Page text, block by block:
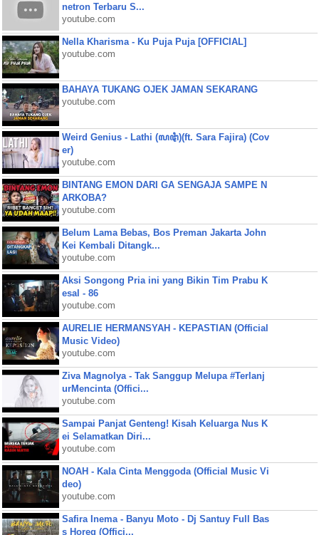
netron Terbaru S...
youtube.com
Nella Kharisma - Ku Puja Puja [OFFICIAL]
youtube.com
BAHAYA TUKANG OJEK JAMAN SEKARANG
youtube.com
Weird Genius - Lathi (ꦭꦛꦶ)(ft. Sara Fajira) (Cov
er)
youtube.com
BINTANG EMON DARI GA SENGAJA SAMPE N
ARKOBA?
youtube.com
Belum Lama Bebas, Bos Preman Jakarta John
Kei Kembali Ditangk...
youtube.com
Aksi Songong Pria ini yang Bikin Tim Prabu K
esal - 86
youtube.com
AURELIE HERMANSYAH - KEPASTIAN (Official
Music Video)
youtube.com
Ziva Magnolya - Tak Sanggup Melupa #Terlanj
urMencinta (Offici...
youtube.com
Sampai Panjat Genteng! Kisah Keluarga Nus K
ei Selamatkan Diri...
youtube.com
NOAH - Kala Cinta Menggoda (Official Music Vi
deo)
youtube.com
Safira Inema - Banyu Moto - Dj Santuy Full Bas
s Horeg (Offici...